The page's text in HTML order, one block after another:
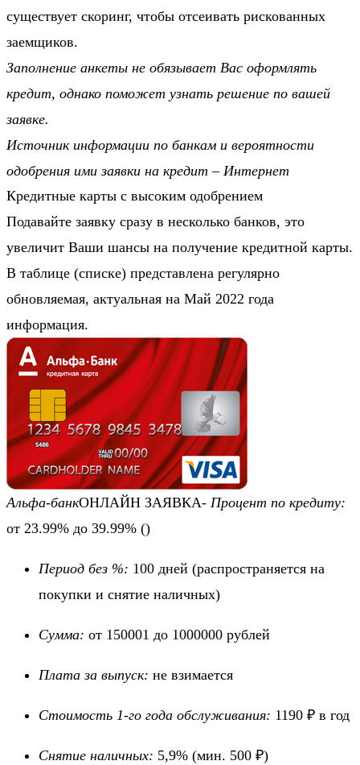
существует скоринг, чтобы отсеивать рискованных
заемщиков.
Заполнение анкеты не обязывает Вас оформлять
кредит, однако поможет узнать решение по вашей
заявке.
Источник информации по банкам и вероятности
одобрения ими заявки на кредит – Интернет
Кредитные карты с высоким одобрением
Подавайте заявку сразу в несколько банков, это
увеличит Ваши шансы на получение кредитной карты.
В таблице (списке) представлена регулярно
обновляемая, актуальная на Май 2022 года
информация.
Альфа-банкОНЛАЙН ЗАЯВКА- Процент по кредиту:
от 23.99% до 39.99% ()
Период без %: 100 дней (распространяется на
покупки и снятие наличных)
Сумма: от 150001 до 1000000 рублей
Плата за выпуск: не взимается
Стоимость 1-го года обслуживания: 1190 ₽ в год
Снятие наличных: 5,9% (мин. 500 ₽)